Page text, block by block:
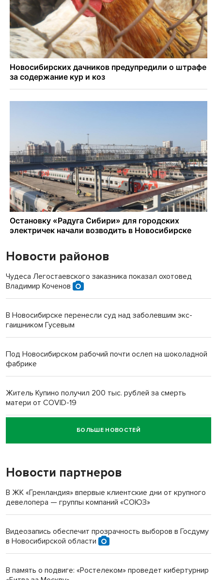
Новости районов
Чудеса Легостаевского заказника показал охотовед
Владимир Коченов
В Новосибирске перенесли суд над заболевшим экс-
гаишником Гусевым
Под Новосибирском рабочий почти ослеп на шоколадной
фабрике
Житель Купино получил 200 тыс. рублей за смерть
матери от COVID-19
Новосибирский суд наказал водителя за смерть
пенсионерки на вокзале
БОЛЬШЕ НОВОСТЕЙ
Новости партнеров
В ЖК «Гренландия» впервые клиентские дни от крупного
девелопера — группы компаний «СОЮЗ»
Видеозапись обеспечит прозрачность выборов в Госдуму
в Новосибирской области
В память о подвиге: «Ростелеком» проведет кибертурнир